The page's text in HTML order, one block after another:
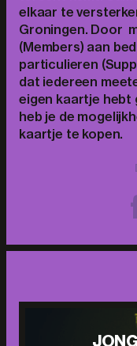
elkaar te
Groningen. Door
(Members) aan
particulieren
dat iedereen
eigen kaartje hebt
heb je de
kaartje te kopen.